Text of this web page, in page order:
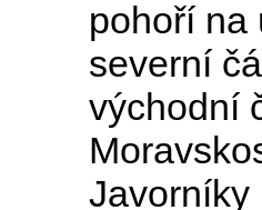
pohoří na
severní
východní
Javorníky